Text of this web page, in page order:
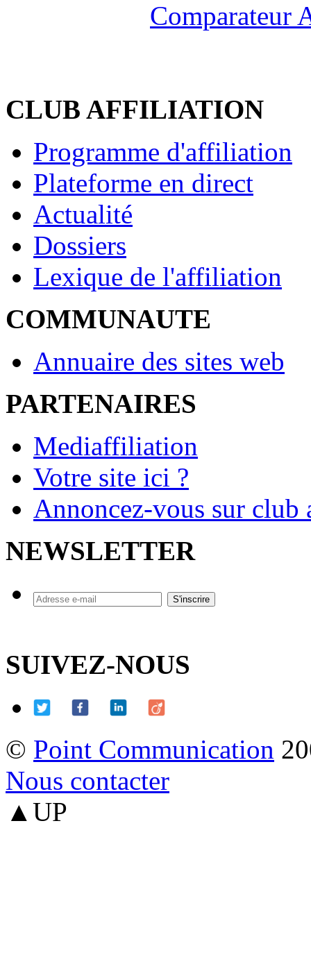
Comparateur
CLUB AFFILIATION
Programme d'affiliation
Plateforme en direct
Actualité
Dossiers
Lexique de l'affiliation
COMMUNAUTE
Annuaire des sites web
PARTENAIRES
Mediaffiliation
Votre site ici ?
Annoncez-vous sur
NEWSLETTER
SUIVEZ-NOUS
© Point Communication
Nous contacter
▲UP